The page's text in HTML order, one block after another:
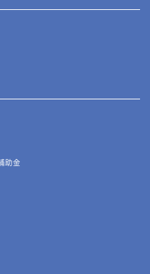
つコラムを見る